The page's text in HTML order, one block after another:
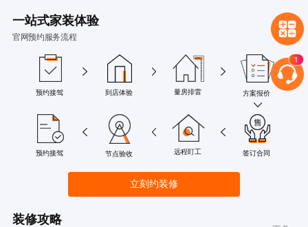
一站式家装体验
官网预约服务流程
预约接驾 到店体验 量房排雷 方案报价
预约接驾 节点验收 远程盯工 签订合同
立刻约装修
装修攻略